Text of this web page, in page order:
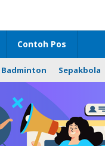
Contoh Pos
Badminton Sepakbola